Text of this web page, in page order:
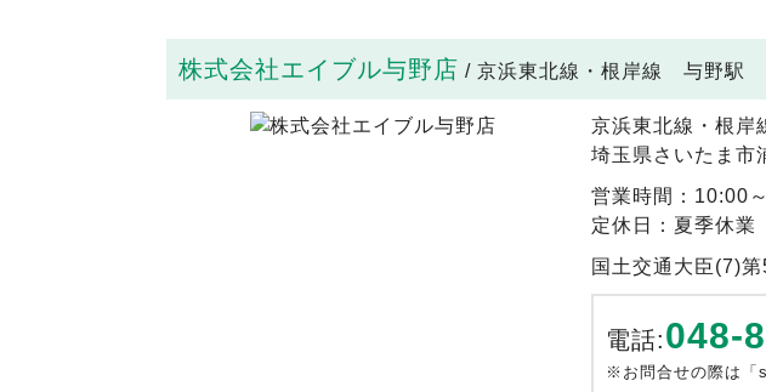
株式会社エイブル与野店 / 京浜東北線・根岸線 与野駅
京浜東北線・根岸
埼玉県さいたま市
営業時間：10:00
定休日：夏季休業
国土交通大臣(7)
電話:048-
※お問合せの際は「